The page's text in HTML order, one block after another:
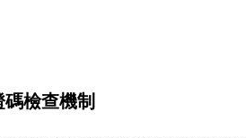
碼檢查機制